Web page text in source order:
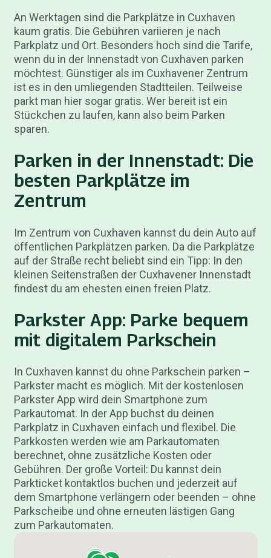
An Werktagen sind die Parkplätze in Cuxhaven
kaum gratis. Die Gebühren variieren je nach
Parkplatz und Ort. Besonders hoch sind die Tarife,
wenn du in der Innenstadt von Cuxhaven parken
möchtest. Günstiger als im Cuxhavener Zentrum
ist es in den umliegenden Stadtteilen. Teilweise
parkt man hier sogar gratis. Wer bereit ist ein
Stückchen zu laufen, kann also beim Parken
sparen.
Parken in der Innenstadt: Die
besten Parkplätze im
Zentrum
Im Zentrum von Cuxhaven kannst du dein Auto auf
öffentlichen Parkplätzen parken. Da die Parkplätze
auf der Straße recht beliebt sind ein Tipp: In den
kleinen Seitenstraßen der Cuxhavener Innenstadt
findest du am ehesten einen freien Platz.
Parkster App: Parke bequem
mit digitalem Parkschein
In Cuxhaven kannst du ohne Parkschein parken –
Parkster macht es möglich. Mit der kostenlosen
Parkster App wird dein Smartphone zum
Parkautomat. In der App buchst du deinen
Parkplatz in Cuxhaven einfach und flexibel. Die
Parkkosten werden wie am Parkautomaten
berechnet, ohne zusätzliche Kosten oder
Gebühren. Der große Vorteil: Du kannst dein
Parkticket kontaktlos buchen und jederzeit auf
dem Smartphone verlängern oder beenden – ohne
Parkscheibe und ohne erneuten lästigen Gang
zum Parkautomaten.